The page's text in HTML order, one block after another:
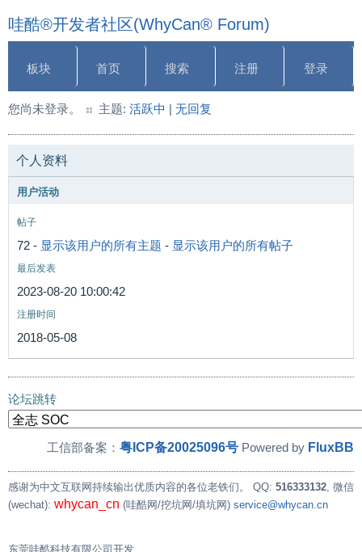
哇酷®开发者社区(WhyCan® Forum)
板块 首页 搜索 注册 登录
您尚未登录。 主题: 活跃中 | 无回复
个人资料
用户活动
帖子
72 - 显示该用户的所有主题 - 显示该用户的所有帖子
最后发表
2023-08-20 10:00:42
注册时间
2018-05-08
论坛跳转
工信部备案： 粤ICP备20025096号 Powered by FluxBB
感谢为中文互联网持续输出优质内容的各位老铁们。 QQ: 516333132, 微信
(wechat): whycan_cn (哇酷网/挖坑网/填坑网) service@whycan.cn
东莞哇酷科技有限公司开发